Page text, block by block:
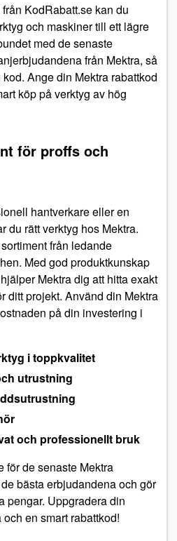
KodRabatt.se kan du
och maskiner till ett lägre
med de senaste
från Mektra, så
Ange din Mektra rabattkod
köp på verktyg av hög
för proffs och
hantverkare eller en
du rätt verktyg hos Mektra.
från ledande
Med god produktkunskap
Mektra dig att hitta exakt
ditt projekt. Använd din Mektra
på din investering i
i toppkvalitet
utrustning
och professionellt bruk
för de senaste Mektra
bästa erbjudandena och gör
pengar. Uppgradera din
en smart rabattkod!